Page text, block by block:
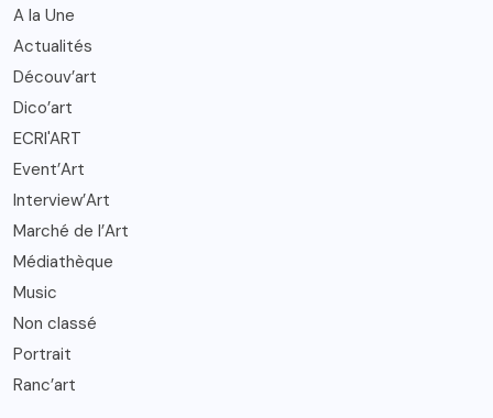
A la Une
Actualités
Découv’art
Dico’art
ECRI'ART
Event’Art
Interview’Art
Marché de l’Art
Médiathèque
Music
Non classé
Portrait
Ranc’art